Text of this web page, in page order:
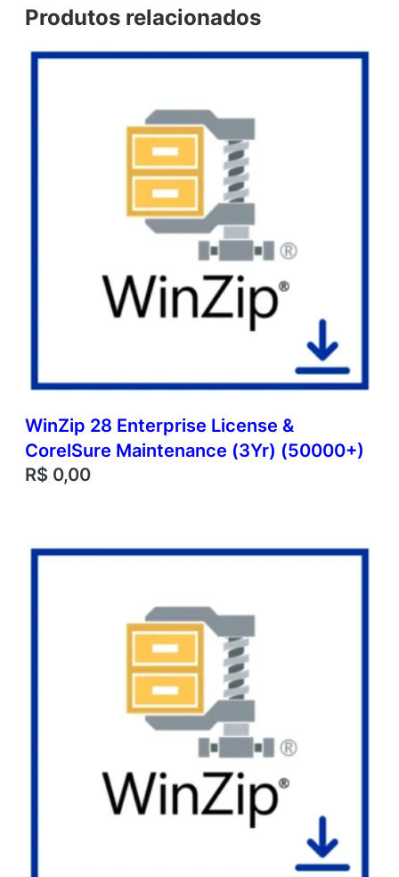
Produtos relacionados
WinZip 28 Enterprise License &
CorelSure Maintenance (3Yr) (50000+)
R$ 0,00